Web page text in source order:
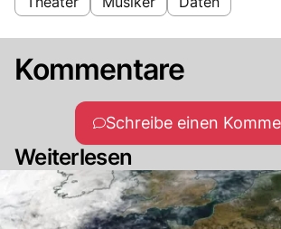
Kommentare
Schreibe einen
Weiterlesen